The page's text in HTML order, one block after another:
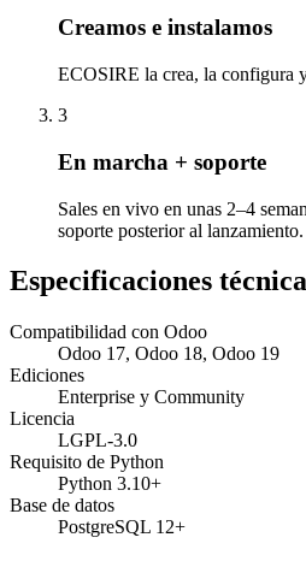
Creamos e instalamos
ECOSIRE la crea, la configura
3
En marcha + soporte
Sales en vivo en unas 2–4
soporte posterior al lanzamiento.
Especificaciones
Compatibilidad con Odoo
Odoo 17, Odoo 18, Odoo 19
Ediciones
Enterprise y Community
Licencia
LGPL-3.0
Requisito de Python
Python 3.10+
Base de datos
PostgreSQL 12+